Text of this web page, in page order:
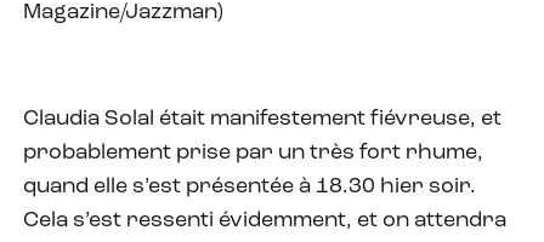
Magazine/Jazzman)
Claudia Solal était manifestement fiévreuse, et
probablement prise par un très fort rhume,
quand elle s’est présentée à 18.30 hier soir.
Cela s’est ressenti évidemment, et on attendra